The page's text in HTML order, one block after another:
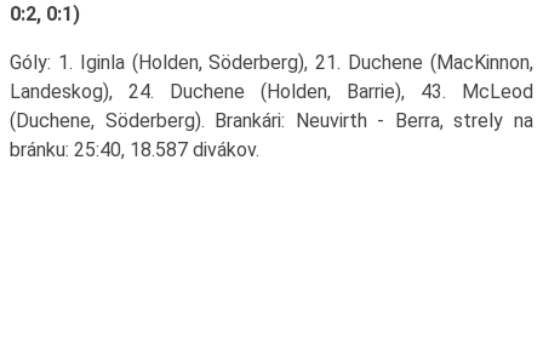
0:2, 0:1)
Góly: 1. Iginla (Holden, Söderberg), 21. Duchene (MacKinnon,
Landeskog), 24. Duchene (Holden, Barrie), 43. McLeod
(Duchene, Söderberg). Brankári: Neuvirth - Berra, strely na
bránku: 25:40, 18.587 divákov.